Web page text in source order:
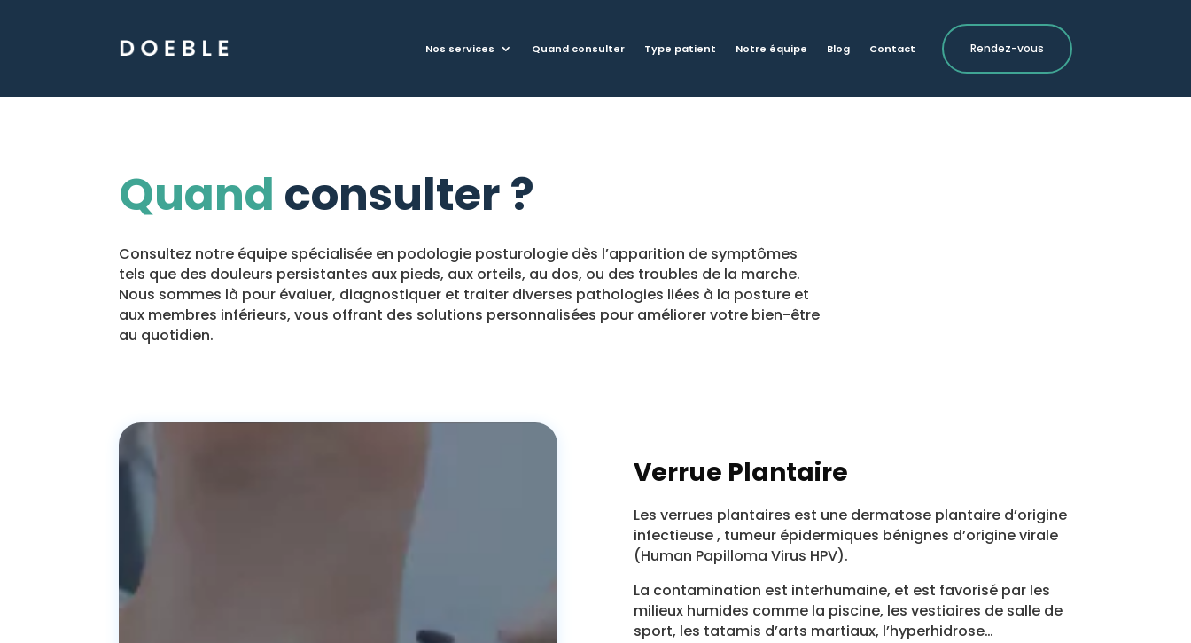
Nos services Quand consulter Type patient Notre équipe Blog Contact Rendez-vous
Quand consulter ?
Consultez notre équipe spécialisée en podologie posturologie dès l’apparition de symptômes
tels que des douleurs persistantes aux pieds, aux orteils, au dos, ou des troubles de la marche.
Nous sommes là pour évaluer, diagnostiquer et traiter diverses pathologies liées à la posture et
aux membres inférieurs, vous offrant des solutions personnalisées pour améliorer votre bien-être
au quotidien.
Verrue Plantaire
Les verrues plantaires est une dermatose plantaire d’origine
infectieuse , tumeur épidermiques bénignes d’origine virale
(Human Papilloma Virus HPV).
La contamination est interhumaine, et est favorisé par les
milieux humides comme la piscine, les vestiaires de salle de
sport, les tatamis d’arts martiaux, l’hyperhidrose…